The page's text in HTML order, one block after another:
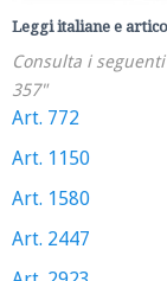
Leggi italiane e
Consulta i
357"
Art. 772
Art. 1150
Art. 1580
Art. 2447